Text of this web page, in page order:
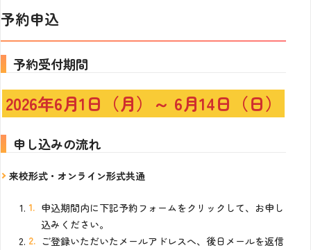
予約申込
予約受付期間
2026年6月1日（月）～ 6月14日（日）
申し込みの流れ
来校形式・オンライン形式共通
申込期間内に下記予約フォームをクリックして、お申し
込みください。
ご登録いただいたメールアドレスへ、後日メールを返信